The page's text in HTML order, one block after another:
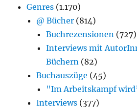
Genres (1.170)
@ Bücher (814)
Buchrezensionen (727)
Interviews mit
Büchern (82)
Buchauszüge (45)
"Im Arbeitskampf
Interviews (377)